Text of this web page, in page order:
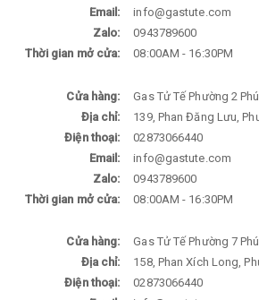
Email:
info@gastute.com
Zalo:
0943789600
Thời gian mở cửa:
08:00AM - 16:30PM
Cửa hàng:
Gas Tử Tế Phường 2
Địa chỉ:
139, Phan Đăng Lưu,
Điện thoại:
02873066440
Email:
info@gastute.com
Zalo:
0943789600
Thời gian mở cửa:
08:00AM - 16:30PM
Cửa hàng:
Gas Tử Tế Phường 7
Địa chỉ:
158, Phan Xích Long,
Điện thoại:
02873066440